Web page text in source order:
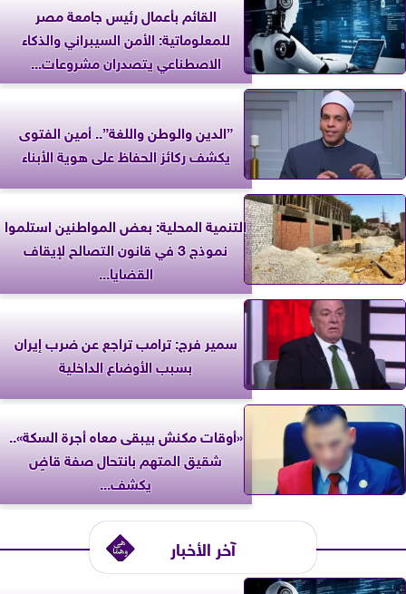
القائم بأعمال رئيس جامعة مصر
للمعلوماتية: الأمن السيبراني والذكاء
الاصطناعي يتصدران مشروعات...
”الدين والوطن واللغة”.. أمين الفتوى
يكشف ركائز الحفاظ على هوية الأبناء
التنمية المحلية: بعض المواطنين استلموا
نموذج 3 في قانون التصالح لإيقاف
القضايا...
سمير فرج: ترامب تراجع عن ضرب إيران
بسبب الأوضاع الداخلية
«أوقات مكنش بيبقى معاه أجرة السكة»..
شقيق المتهم بانتحال صفة قاضٍ
يكشف...
آخر الأخبار